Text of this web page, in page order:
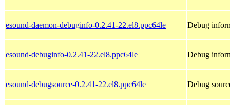
esound-daemon-debuginfo-0.2.41-22.el8.ppc64le Debug
esound-debuginfo-0.2.41-22.el8.ppc64le Debug
esound-debugsource-0.2.41-22.el8.ppc64le Debug